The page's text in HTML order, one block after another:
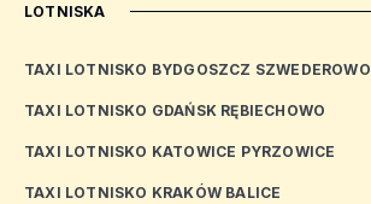
LOTNISKA
TAXI LOTNISKO BYDGOSZCZ SZWEDEROWO
TAXI LOTNISKO GDAŃSK RĘBIECHOWO
TAXI LOTNISKO KATOWICE PYRZOWICE
TAXI LOTNISKO KRAKÓW BALICE